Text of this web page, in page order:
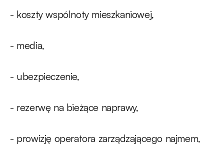
- koszty wspólnoty mieszkaniowej,
- media,
- ubezpieczenie,
- rezerwę na bieżące naprawy,
- prowizję operatora zarządzającego najmem,